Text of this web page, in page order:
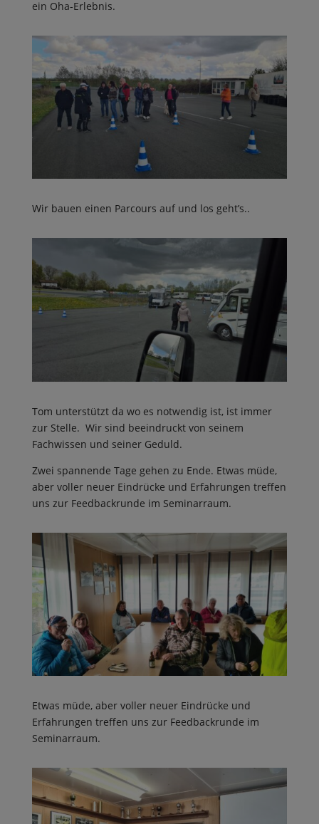
ein Oha-Erlebnis.
Wir bauen einen Parcours auf und los geht’s..
Tom unterstützt da wo es notwendig ist, ist immer
zur Stelle. Wir sind beeindruckt von seinem
Fachwissen und seiner Geduld.
Zwei spannende Tage gehen zu Ende. Etwas müde,
aber voller neuer Eindrücke und Erfahrungen treffen
uns zur Feedbackrunde im Seminarraum.
Etwas müde, aber voller neuer Eindrücke und
Erfahrungen treffen uns zur Feedbackrunde im
Seminarraum.